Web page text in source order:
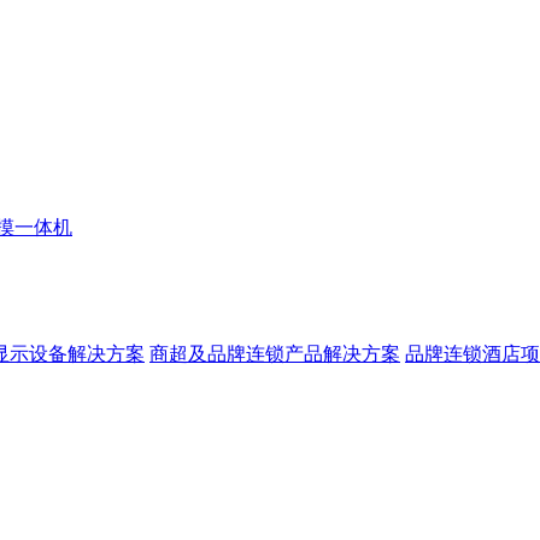
一体机
示设备解决方案 商超及品牌连锁产品解决方案 品牌连锁酒店项